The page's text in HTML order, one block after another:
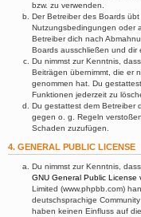
bzw. zu verwenden.
Der Betreiber des Boards
Nutzungsbedingungen oder
Betreiber dich nach
Boards ausschließen und dir
Du nimmst zur Kenntnis,
Beiträgen übernimmt, die er
genommen hat. Du
Funktionen jederzeit zu
Du gestattest dem Betreiber
gegen o. g. Regeln
Schaden zuzufügen.
4. GENERAL PUBLIC LICENSE
Du nimmst zur Kenntnis,
GNU General Public License
Limited (www.phpbb.com)
deutschsprachige
haben keinen Einfluss auf